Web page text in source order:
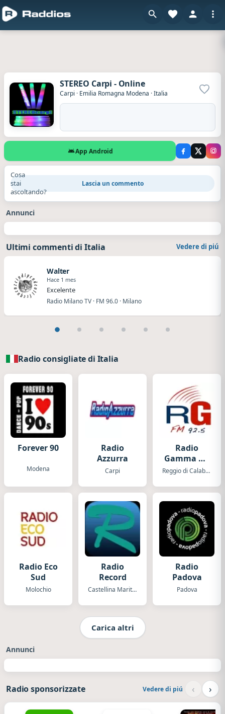
STEREO Carpi - Online
Carpi · Emilia Romagna Modena ·Italia
App Android
Cosa
stai
ascoltando?
Lascia un commento
Annunci
Ultimi commenti di Italia Vedere di piú
Walter
Hace 1 mes
Excelente
Radio Milano TV · FM 96.0 · Milano
Radio consigliate di Italia
Forever 90
Modena
Radio
Azzurra
Carpi
Radio
Gamma No
Stop
Reggio di Calabria
Radio Eco
Sud
Molochio
Radio
Record
Castellina Marittima
Radio
Padova
Padova
Carica altri
Annunci
Radio sponsorizzate Vedere di piú ‹ ›